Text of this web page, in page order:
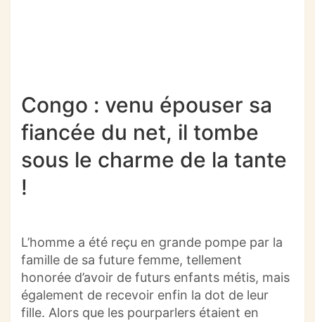
Congo : venu épouser sa
fiancée du net, il tombe
sous le charme de la tante
!
L’homme a été reçu en grande pompe par la
famille de sa future femme, tellement
honorée d’avoir de futurs enfants métis, mais
également de recevoir enfin la dot de leur
fille. Alors que les pourparlers étaient en